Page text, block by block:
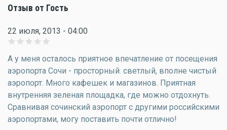
Отзыв от Гость
22 июля, 2013 - 04:00
А у меня осталось приятное впечатление от посещения
аэропорта Сочи - просторный. светлый, вполне чистый
аэропорт. Много кафешек и магазинов. Приятная
внутренняя зеленая площадка, где можно отдохнуть.
Сравнивая сочинский аэропорт с другими российскими
аэропортами, могу поставить почти отлично!